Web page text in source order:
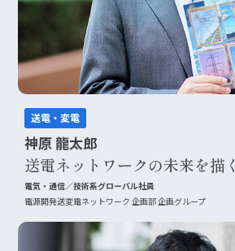
送電・変電
神原 龍太郎
送電ネットワークの未来を描く
電気・通信／技術系グローバル社員
電源開発送変電ネットワーク 企画部 企画グループ